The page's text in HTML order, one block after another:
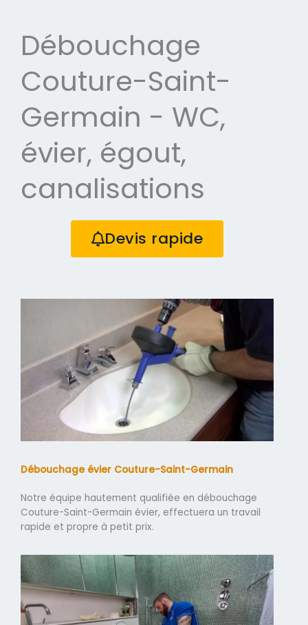
Débouchage
Couture-Saint-
Germain - WC,
évier, égout,
canalisations
Devis rapide
Débouchage évier Couture-Saint-Germain
Notre équipe hautement qualifiée en débouchage
Couture-Saint-Germain évier, effectuera un travail
rapide et propre à petit prix.